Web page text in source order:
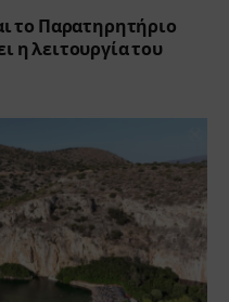
το Παρατηρητήριο
η λειτουργία του